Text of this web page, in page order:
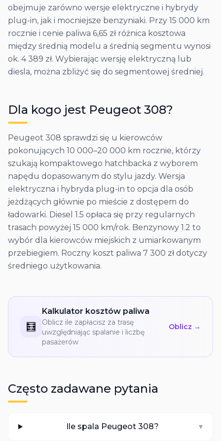
obejmuje zarówno wersje elektryczne i hybrydy
plug-in, jak i mocniejsze benzyniaki. Przy 15 000 km
rocznie i cenie paliwa 6,65 zł różnica kosztowa
między średnią modelu a średnią segmentu wynosi
ok. 4 389 zł. Wybierając wersję elektryczną lub
diesla, można zbliżyć się do segmentowej średniej.
Dla kogo jest Peugeot 308?
Peugeot 308 sprawdzi się u kierowców
pokonujących 10 000–20 000 km rocznie, którzy
szukają kompaktowego hatchbacka z wyborem
napędu dopasowanym do stylu jazdy. Wersja
elektryczna i hybryda plug-in to opcja dla osób
jeżdżących głównie po mieście z dostępem do
ładowarki. Diesel 1.5 opłaca się przy regularnych
trasach powyżej 15 000 km/rok. Benzynowy 1.2 to
wybór dla kierowców miejskich z umiarkowanym
przebiegiem. Roczny koszt paliwa 7 300 zł dotyczy
średniego użytkowania.
🧮
Kalkulator kosztów paliwa
Oblicz ile zapłacisz za trasę
uwzględniając spalanie i liczbę
pasażerów
Oblicz →
Często zadawane pytania
Ile spala Peugeot 308? ▾